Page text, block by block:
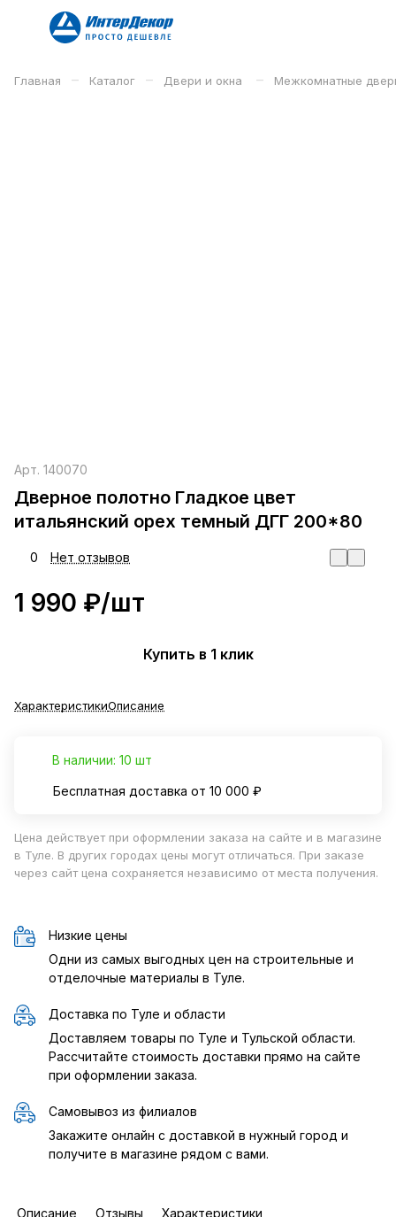
Главная – Каталог – Двери и окна – Межкомнатные
Арт. 140070
Дверное полотно Гладкое цвет
итальянский орех темный ДГГ 200*80
0 Нет отзывов
1 990 ₽/шт
Купить в 1 клик
ХарактеристикиОписание
В наличии: 10 шт
Бесплатная доставка от 10 000 ₽
Цена действует при оформлении заказа на сайте и в магазине
в Туле. В других городах цены могут отличаться. При заказе
через сайт цена сохраняется независимо от места получения.
Низкие цены
Одни из самых выгодных цен на строительные и
отделочные материалы в Туле.
Доставка по Туле и области
Доставляем товары по Туле и Тульской области.
Рассчитайте стоимость доставки прямо на сайте
при оформлении заказа.
Самовывоз из филиалов
Закажите онлайн с доставкой в нужный город и
получите в магазине рядом с вами.
Описание Отзывы Характеристики